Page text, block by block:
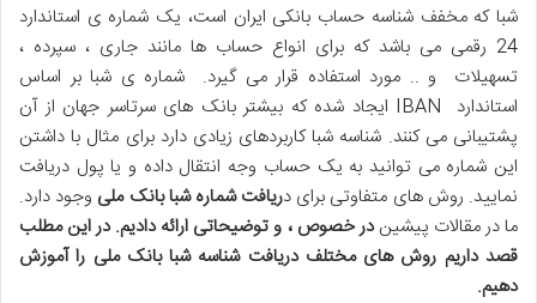
شبا که مخفف شناسه حساب بانکی ایران است، یک شماره ی استاندارد
24 رقمی می باشد که برای انواع حساب ها مانند جاری ، سپرده ،
تسهیلات و .. مورد استفاده قرار می گیرد. شماره ی شبا بر اساس
استاندارد IBAN ایجاد شده که بیشتر بانک های سرتاسر جهان از آن
پشتیبانی می کنند. شناسه شبا کاربردهای زیادی دارد برای مثال با داشتن
این شماره می توانید به یک حساب وجه انتقال داده و یا پول دریافت
نمایید. روش های متفاوتی برای دریافت شماره شبا بانک ملی وجود دارد.
ما در مقالات پیشیندر خصوص ، و توضیحاتی ارائه دادیم. در این مطلب
قصد داریم روش های مختلف دریافت شناسه شبا بانک ملی را آموزش
دهیم.